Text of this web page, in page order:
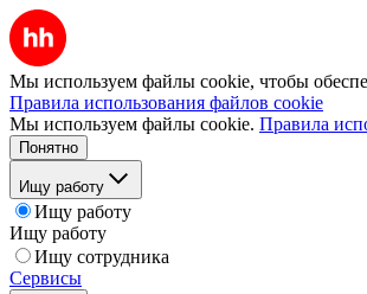
Мы используем файлы cookie, чтобы
Правила использования файлов cookie
Мы используем файлы cookie. Правила
Понятно
Ищу работу
Ищу работу
Ищу работу
Ищу сотрудника
Сервисы